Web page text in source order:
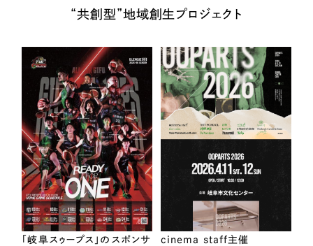
“共創型”地域創生プロジェクト
「岐阜スゥープス」のスポンサ
cinema staff主催